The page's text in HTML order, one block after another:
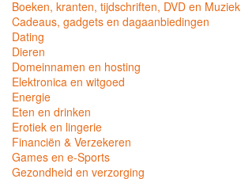
Boeken, kranten, tijdschriften, DVD en Muziek
Cadeaus, gadgets en dagaanbiedingen
Dating
Dieren
Domeinnamen en hosting
Elektronica en witgoed
Energie
Eten en drinken
Erotiek en lingerie
Financiën & Verzekeren
Games en e-Sports
Gezondheid en verzorging